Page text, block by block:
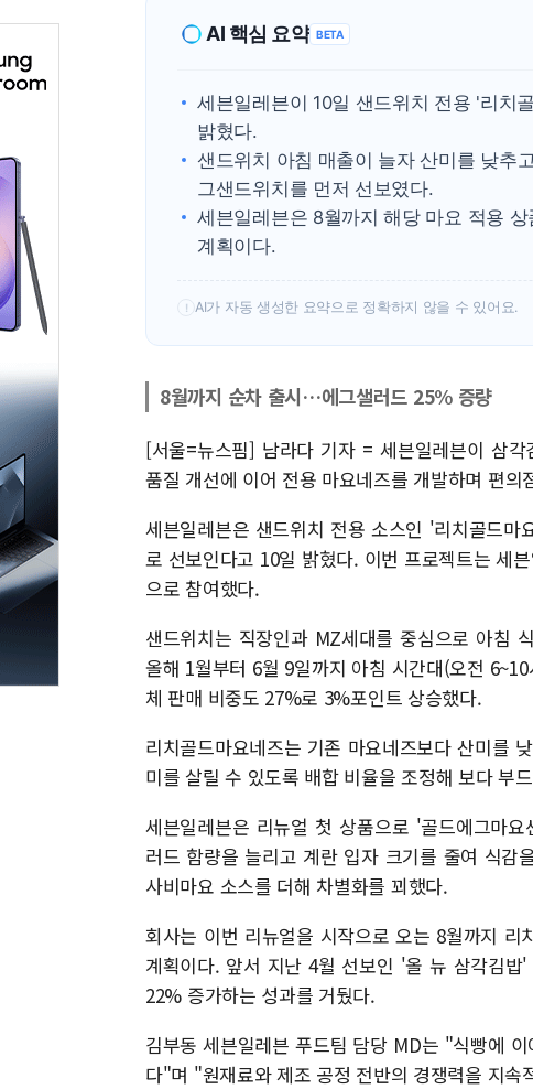
AI 핵심 요약 BETA
세븐일레븐이 10일 샌드위치 전용 '리치
밝혔다.
샌드위치 아침 매출이 늘자 산미를 낮추
그샌드위치를 먼저 선보였다.
세븐일레븐은 8월까지 해당 마요 적용
계획이다.
! AI가 자동 생성한 요약으로 정확하지 않을 수 있어요.
8월까지 순차 출시…에그샐러드 25% 증량
[서울=뉴스핌] 남라다 기자 = 세븐일레븐이 삼
품질 개선에 이어 전용 마요네즈를 개발하며 편
세븐일레븐은 샌드위치 전용 소스인 '리치골드
로 선보인다고 10일 밝혔다. 이번 프로젝트는 세
으로 참여했다.
샌드위치는 직장인과 MZ세대를 중심으로 아침
올해 1월부터 6월 9일까지 아침 시간대(오전
체 판매 비중도 27%로 3%포인트 상승했다.
리치골드마요네즈는 기존 마요네즈보다 산미를
미를 살릴 수 있도록 배합 비율을 조정해 보다 부
세븐일레븐은 리뉴얼 첫 상품으로 '골드에그마
러드 함량을 늘리고 계란 입자 크기를 줄여 식감
사비마요 소스를 더해 차별화를 꾀했다.
회사는 이번 리뉴얼을 시작으로 오는 8월까지
계획이다. 앞서 지난 4월 선보인 '올 뉴 삼각김
22% 증가하는 성과를 거뒀다.
김부동 세븐일레븐 푸드팀 담당 MD는 "식빵에
다"며 "원재료와 제조 공정 전반의 경쟁력을 지